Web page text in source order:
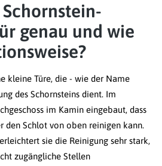
genau und wie
kleine Türe, die - wie der Name
des Schornsteins dient. Im
im Kamin eingebaut, dass
den Schlot von oben reinigen kann.
sie die Reinigung sehr stark,
zugängliche Stellen